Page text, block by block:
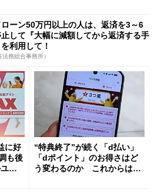
ーン50万円以上の人は、返済を3～6
して『大幅に減額してから返済する手
利用して！
務総合事務所）
に好
も後
ー
“特典終了”が続く「d払い」
「dポイント」のお得さはど
う変わるのか これからは